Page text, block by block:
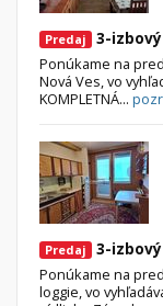
Predaj 3-
Ponúkame na
Nová Ves, vo
KOMPLETNÁ...
Predaj 3-
Ponúkame na
loggie, vo